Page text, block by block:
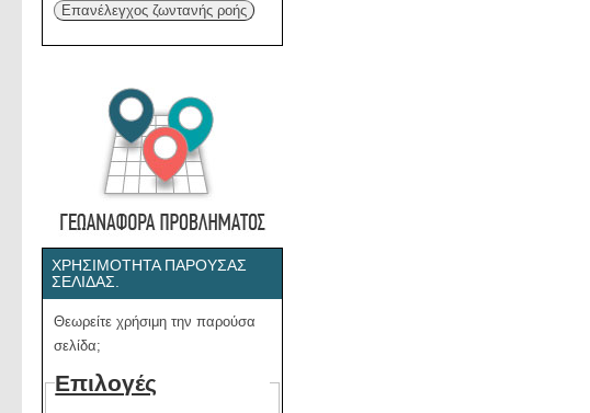
Επανέλεγχος ζωντανής ροής
ΧΡΗΣΙΜΌΤΗΤΑ ΠΑΡΟΎΣΑΣ
ΣΕΛΊΔΑΣ.
Θεωρείτε χρήσιμη την παρούσα
σελίδα;
Επιλογές